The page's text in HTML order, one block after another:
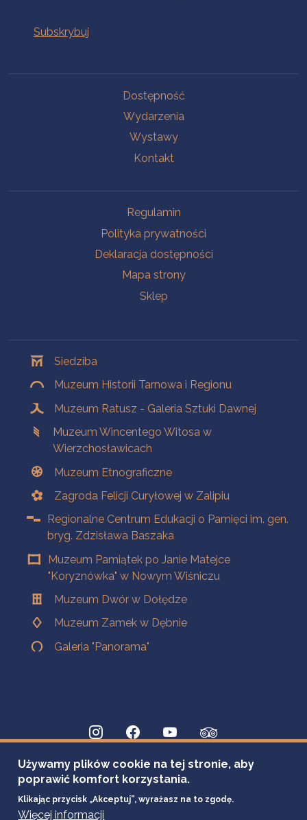
Dostępność
Wydarzenia
Wystawy
Kontakt
Regulamin
Polityka prywatności
Deklaracja dostępności
Mapa strony
Sklep
Siedziba
Muzeum Historii Tarnowa i Regionu
Muzeum Ratusz - Galeria Sztuki Dawnej
Muzeum Wincentego Witosa w
Wierzchosławicach
Muzeum Etnograficzne
Zagroda Felicji Curyłowej w Zalipiu
Regionalne Centrum Edukacji o Pamięci im. gen.
bryg. Zdzisława Baszaka
Muzeum Pamiątek po Janie Matejce
"Koryznówka" w Nowym Wiśniczu
Muzeum Dwór w Dołędze
Muzeum Zamek w Dębnie
Galeria "Panorama"
Używamy plików cookie na tej stronie, aby
poprawić komfort korzystania.
Klikając przycisk „Akceptuj”, wyrażasz na to zgodę.
Więcej informacji